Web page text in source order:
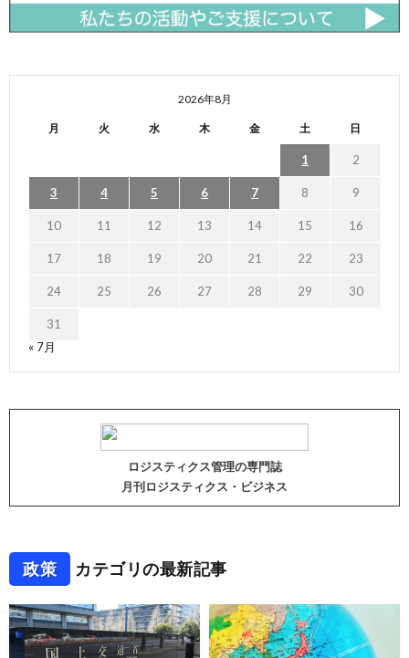
2026年8月
月 火 水 木 金 土 日
1 2
3 4 5 6 7 8 9
10 11 12 13 14 15 16
17 18 19 20 21 22 23
24 25 26 27 28 29 30
31
« 7月
ロジスティクス管理の専門誌
月刊ロジスティクス・ビジネス
政策 カテゴリの最新記事